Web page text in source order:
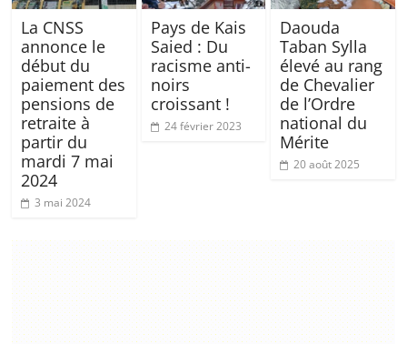
La CNSS
annonce le
début du
paiement des
pensions de
retraite à
partir du
mardi 7 mai
2024
3 mai 2024
Pays de Kais
Saied : Du
racisme anti-
noirs
croissant !
24 février 2023
Daouda
Taban Sylla
élevé au rang
de Chevalier
de l’Ordre
national du
Mérite
20 août 2025